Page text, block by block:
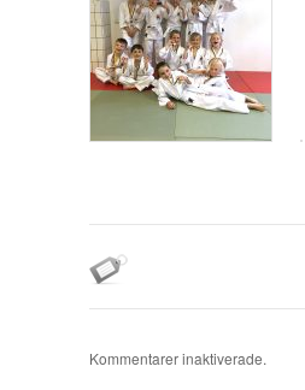
Kommentarer inaktiverade.